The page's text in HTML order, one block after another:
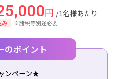
円 /1名様あたり
み ※諸税等別途必要
のポイント
ンペーン★